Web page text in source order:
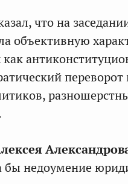
что на
объективную
как
недоумение